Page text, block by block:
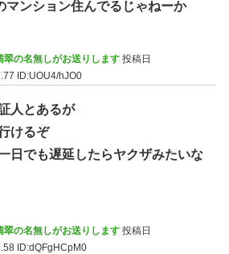
マンション住んでるじゃねーか
翠の名無しがお送りします 投稿日
ID:UOU4/hJO0
人とあるが
けるぞ
日でも遅延したらヤクザみたいな
翠の名無しがお送りします 投稿日
ID:dQFgHCpM0